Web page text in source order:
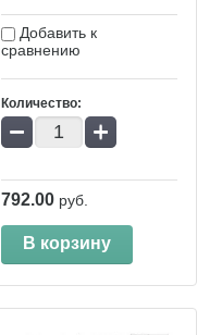
Добавить к
сравнению
Количество:
− +
792.00 руб.
В корзину